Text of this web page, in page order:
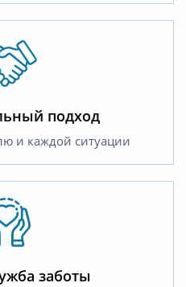
подход
и каждой ситуации
заботы